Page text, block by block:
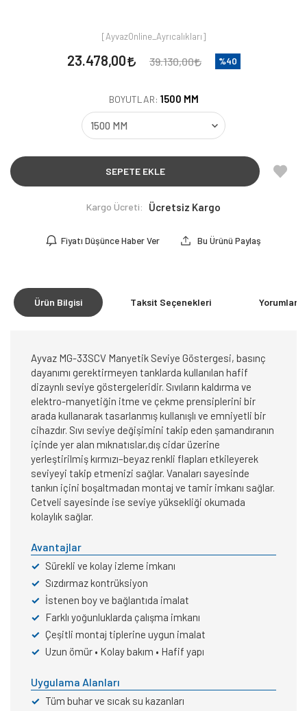
[AyvazOnline_Ayrıcalıkları]
23.478,00 39.130,00 %40
BOYUTLAR: 1500 MM
SEPETE EKLE
Kargo Ücreti: Ücretsiz Kargo
Fiyatı Düşünce Haber Ver Bu Ürünü Paylaş
Ürün Bilgisi Taksit Seçenekleri Yorumlar
Ayvaz MG-33SCV Manyetik Seviye Göstergesi, basınç
dayanımı gerektirmeyen tanklarda kullanılan hafif
dizaynlı seviye göstergeleridir. Sıvıların kaldırma ve
elektro-manyetiğin itme ve çekme prensiplerini bir
arada kullanarak tasarlanmış kullanışlı ve emniyetli bir
cihazdır. Sıvı seviye değişimini takip eden şamandıranın
içinde yer alan mıknatıslar,dış cidar üzerine
yerleştirilmiş kırmızı–beyaz renkli flapları etkileyerek
seviyeyi takip etmenizi sağlar. Vanaları sayesinde
tankın içini boşaltmadan montaj ve tamir imkanı sağlar.
Cetveli sayesinde ise seviye yüksekliği okumada
kolaylık sağlar.
Avantajlar
✓ Sürekli ve kolay izleme imkanı
✓ Sızdırmaz kontrüksiyon
✓ İstenen boy ve bağlantıda imalat
✓ Farklı yoğunluklarda çalışma imkanı
✓ Çeşitli montaj tiplerine uygun imalat
✓ Uzun ömür • Kolay bakım • Hafif yapı
Uygulama Alanları
✓ Tüm buhar ve sıcak su kazanları